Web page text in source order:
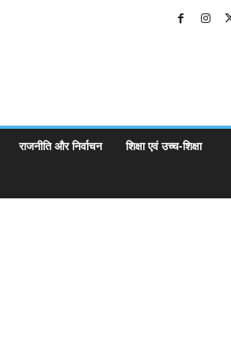
राजनीति और निर्वाचन शिक्षा एवं उच्च-शिक्षा